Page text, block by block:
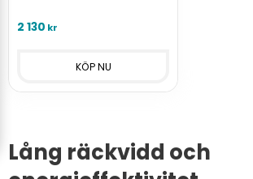
och upp till 15 års batteritid.
2 130 kr
Lång räckvidd och